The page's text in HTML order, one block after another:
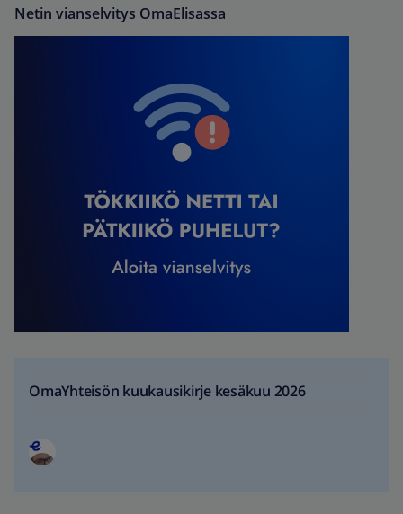
Netin vianselvitys OmaElisassa
OmaYhteisön kuukausikirje kesäkuu 2026